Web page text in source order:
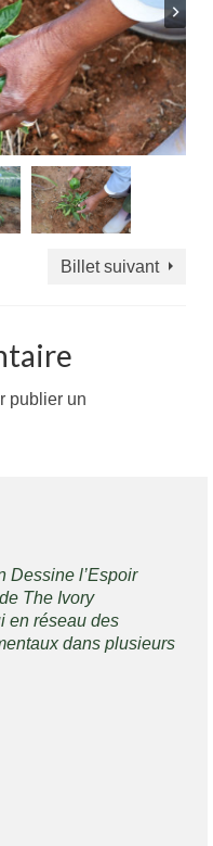
Billet suivant
publier un
Dessine l’Espoir
The Ivory
en réseau des
dans plusieurs